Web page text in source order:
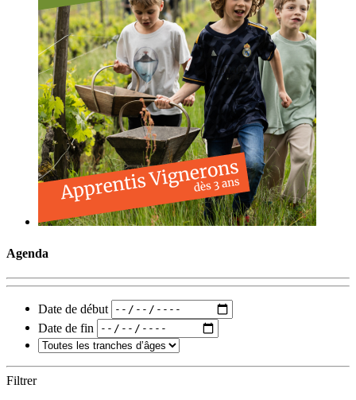
Agenda
Date de début
Date de fin
Filtrer